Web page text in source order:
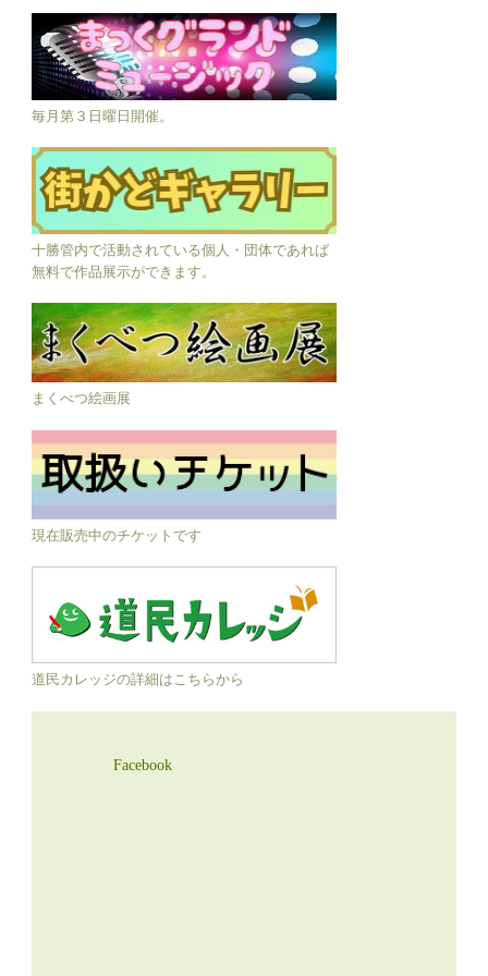
毎月第３日曜日開催。
十勝管内で活動されている個人・団体であれば
無料で作品展示ができます。
まくべつ絵画展
現在販売中のチケットです
道民カレッジの詳細はこちらから
Facebook